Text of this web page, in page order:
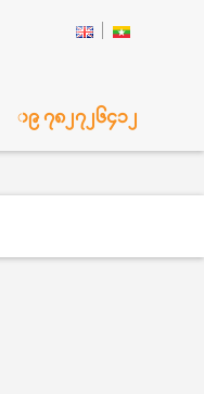
၀၉ ၇၈၂၇၂၆၄၁၂